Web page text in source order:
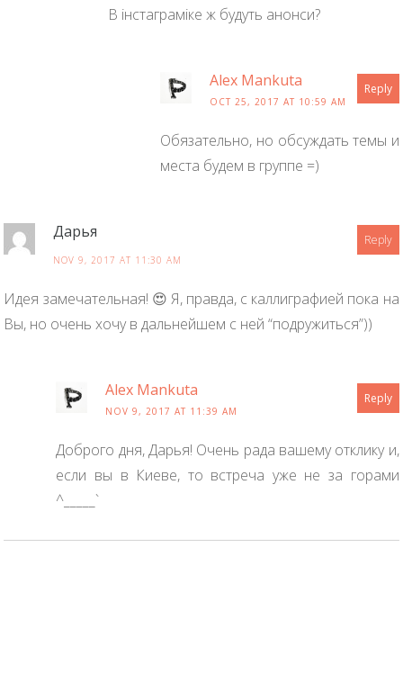
В інстаграміке ж будуть анонси?
Alex Mankuta Reply
OCT 25, 2017 AT 10:59 AM
Обязательно, но обсуждать темы и
места будем в группе =)
Дарья Reply
NOV 9, 2017 AT 11:30 AM
Идея замечательная! 😍 Я, правда, с каллиграфией пока на
Вы, но очень хочу в дальнейшем с ней “подружиться”))
Alex Mankuta Reply
NOV 9, 2017 AT 11:39 AM
Доброго дня, Дарья! Очень рада вашему отклику и,
если вы в Киеве, то встреча уже не за горами
^_____`